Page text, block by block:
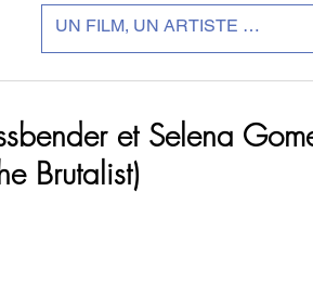
et Selena
Brutalist)